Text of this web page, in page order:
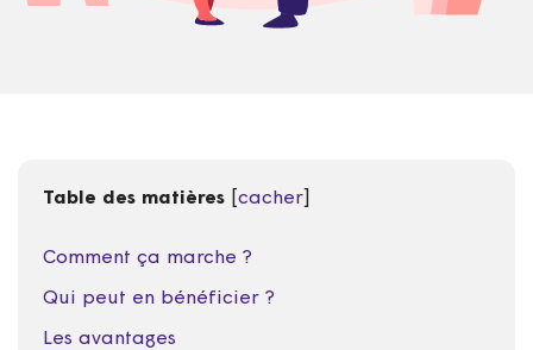
Table des matières cacher
Comment ça marche ?
Qui peut en bénéficier ?
Les avantages